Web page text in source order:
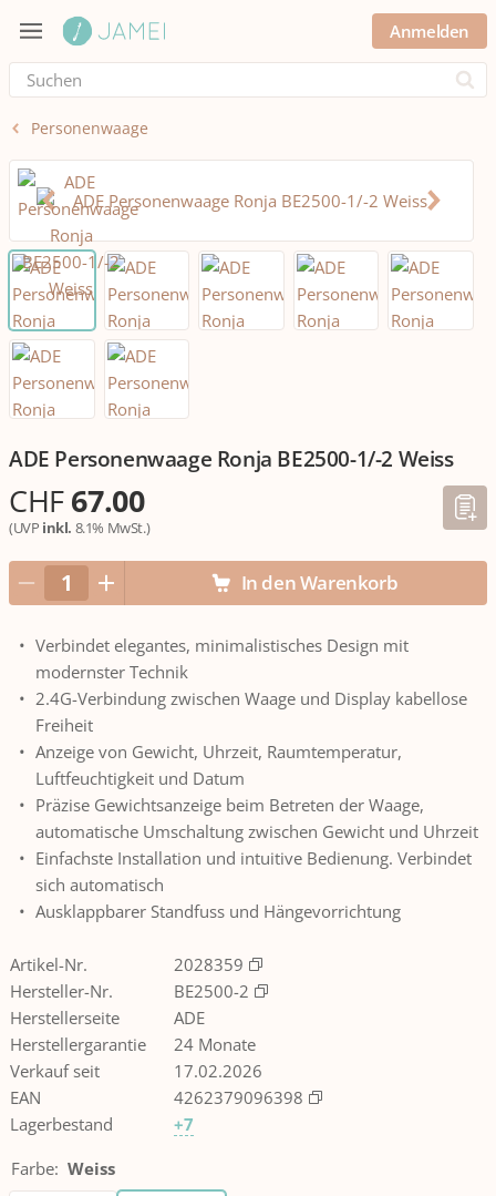
Anmelden
Personenwaage
ADE Personenwaage Ronja BE2500-1/-2 Weiss
CHF67.00
(UVP inkl. 8.1% MwSt.)
In den Warenkorb
Verbindet elegantes, minimalistisches Design mit
modernster Technik
2.4G-Verbindung zwischen Waage und Display kabellose
Freiheit
Anzeige von Gewicht, Uhrzeit, Raumtemperatur,
Luftfeuchtigkeit und Datum
Präzise Gewichtsanzeige beim Betreten der Waage,
automatische Umschaltung zwischen Gewicht und Uhrzeit
Einfachste Installation und intuitive Bedienung. Verbindet
sich automatisch
Ausklappbarer Standfuss und Hängevorrichtung
Artikel-Nr.
2028359
Hersteller-Nr.
BE2500-2
Herstellerseite
ADE
Herstellergarantie
24 Monate
Verkauf seit
17.02.2026
EAN
4262379096398
Lagerbestand
+7
Farbe: Weiss